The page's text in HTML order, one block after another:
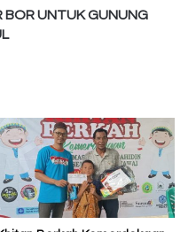
BOR UNTUK GUNUNG